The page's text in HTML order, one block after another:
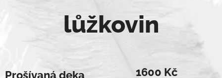
lůžkovin
Prošívaná deka 1600 Kč